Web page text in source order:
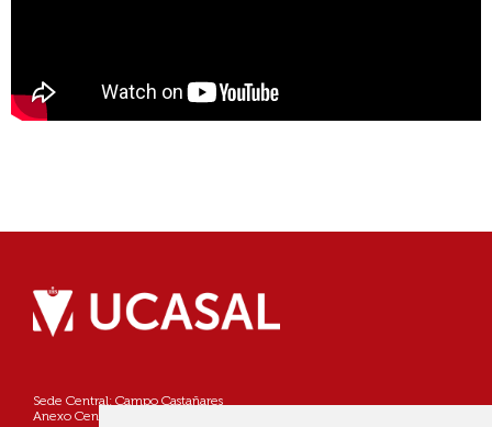
Sede Central: Campo Castañares
Anexo Centro: Pellegrini 790